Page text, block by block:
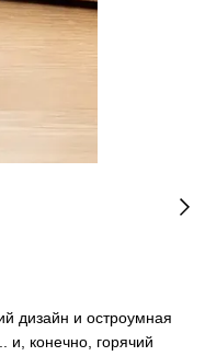
дизайн и остроумная
и, конечно, горячий